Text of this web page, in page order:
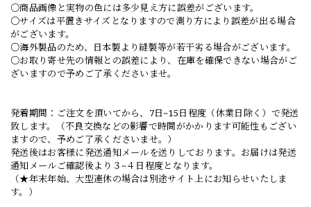
○商品画像と実物の色には多少見え方に誤差がございます。
○サイズは平置きサイズとなりますので測り方により誤差が出る場合
がございます。
○海外製品のため、日本製より縫製等が若干劣る場合がございます。
○お取り寄せ先の情報との誤差により、在庫を確保できない場合がご
ざいますので予めご了承くださいませ。
発着期間：ご注文を頂いてから、7日~15日程度（休業日除く）で発送
致します。（不良交換などの影響で時間がかかります可能性もござい
ますので、予めご了承くださいませ。）
発送後はお客様に発送通知メールを送りしております。お届けは発送
通知メールご確認後より３~４日程度となります。
（★年末年始、大型連休の場合は別途サイト上にお知らせいたしま
す。）